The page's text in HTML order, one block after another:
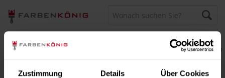
Zustimmung Details Über Cookies
Persönliche Beratung unter 040 60 77 65 23
Warenkorb
Mein Konto
Menü